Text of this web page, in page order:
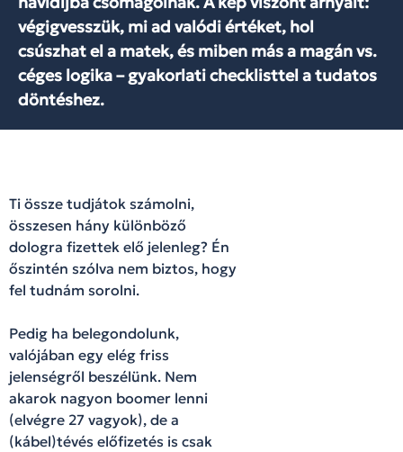
végigvesszük, mi ad valódi értéket, hol
csúszhat el a matek, és miben más a magán vs.
céges logika – gyakorlati checklisttel a tudatos
döntéshez.
Ti össze tudjátok számolni,
összesen hány különböző
dologra fizettek elő jelenleg? Én
őszintén szólva nem biztos, hogy
fel tudnám sorolni.
Pedig ha belegondolunk,
valójában egy elég friss
jelenségről beszélünk. Nem
akarok nagyon boomer lenni
(elvégre 27 vagyok), de a
(kábel)tévés előfizetés is csak